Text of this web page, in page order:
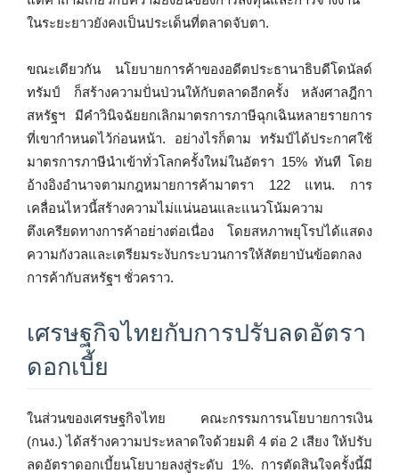
ในระยะยาวยังคงเป็นประเด็นที่ตลาดจับตา.
ขณะเดียวกัน นโยบายการค้าของอดีตประธานาธิบดีโดนัลด์
ทรัมป์ ก็สร้างความปั่นป่วนให้กับตลาดอีกครั้ง หลังศาลฎีกา
สหรัฐฯ มีคำวินิจฉัยยกเลิกมาตรการภาษีฉุกเฉินหลายรายการ
ที่เขากำหนดไว้ก่อนหน้า. อย่างไรก็ตาม ทรัมป์ได้ประกาศใช้
มาตรการภาษีนำเข้าทั่วโลกครั้งใหม่ในอัตรา 15% ทันที โดย
อ้างอิงอำนาจตามกฎหมายการค้ามาตรา 122 แทน. การ
เคลื่อนไหวนี้สร้างความไม่แน่นอนและแนวโน้มความ
ตึงเครียดทางการค้าอย่างต่อเนื่อง โดยสหภาพยุโรปได้แสดง
ความกังวลและเตรียมระงับกระบวนการให้สัตยาบันข้อตกลง
การค้ากับสหรัฐฯ ชั่วคราว.
เศรษฐกิจไทยกับการปรับลดอัตรา
ดอกเบี้ย
ในส่วนของเศรษฐกิจไทย คณะกรรมการนโยบายการเงิน
(กนง.) ได้สร้างความประหลาดใจด้วยมติ 4 ต่อ 2 เสียง ให้ปรับ
ลดอัตราดอกเบี้ยนโยบายลงสู่ระดับ 1%. การตัดสินใจครั้งนี้มี